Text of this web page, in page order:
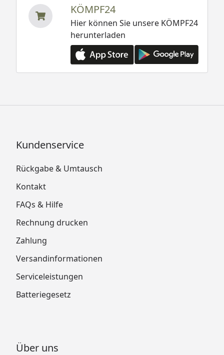
KÖMPF24
Hier können Sie unsere KÖMPF24
herunterladen
Kundenservice
Rückgabe & Umtausch
Kontakt
FAQs & Hilfe
Rechnung drucken
Zahlung
Versandinformationen
Serviceleistungen
Batteriegesetz
Über uns